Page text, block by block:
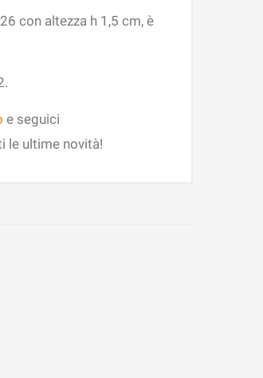
con altezza h 1,5 cm, è
e seguici
le ultime novità!